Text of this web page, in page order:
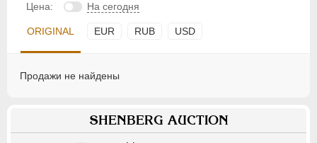
Цена: На сегодня
ORIGINAL EUR RUB USD
Продажи не найдены
SHENBERG AUCTION